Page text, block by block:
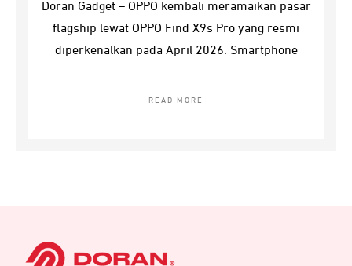
Doran Gadget – OPPO kembali meramaikan pasar
flagship lewat OPPO Find X9s Pro yang resmi
diperkenalkan pada April 2026. Smartphone
READ MORE